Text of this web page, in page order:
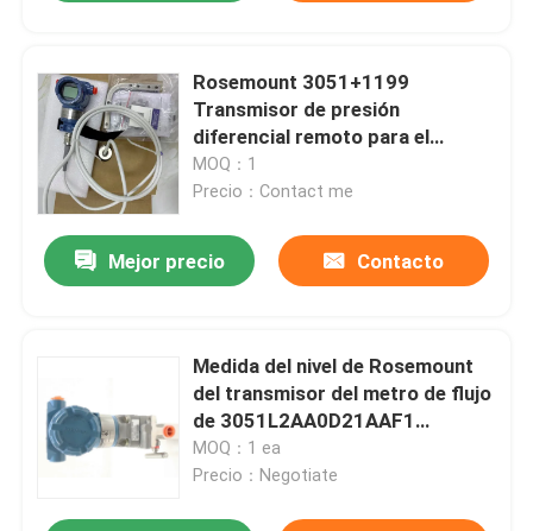
Rosemount 3051+1199
Transmisor de presión
diferencial remoto para el
sector industrial
MOQ：1
Precio：Contact me
Mejor precio Contacto
Medida del nivel de Rosemount
del transmisor del metro de flujo
de 3051L2AA0D21AAF1
Rosemount 3051
MOQ：1 ea
Precio：Negotiate